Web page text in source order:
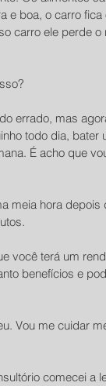
e boa, o carro
carro ele perde
errado, mas
todo dia, bater
É acho que
meia hora
você terá um
benefícios e
Vou me cuidar
comecei a